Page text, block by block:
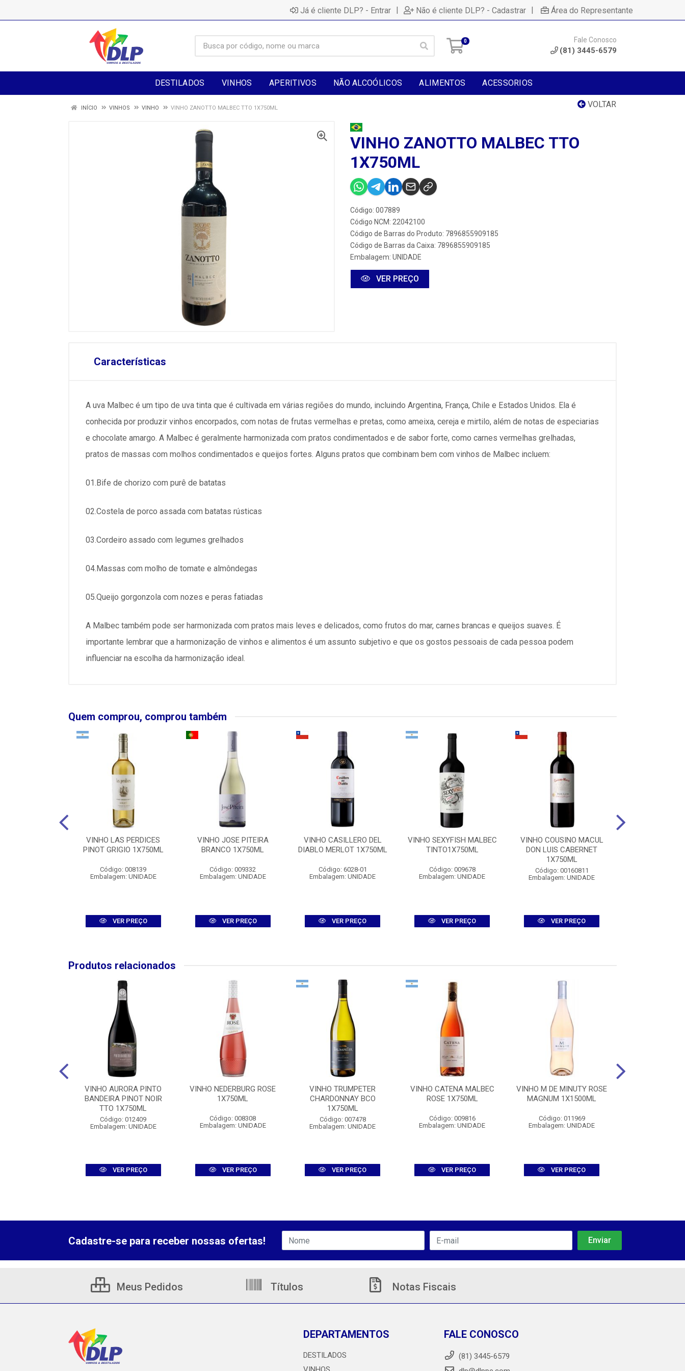
Já é cliente DLP? - Entrar | Não é cliente DLP? - Cadastrar | Área do Representante
0 Fale Conosco
(81) 3445-6579
DESTILADOS VINHOS APERITIVOS NÃO ALCOÓLICOS ALIMENTOS ACESSORIOS
VOLTAR
INÍCIO VINHOS VINHO VINHO ZANOTTO MALBEC TTO 1X750ML
VINHO ZANOTTO MALBEC TTO
1X750ML
Código: 007889
Código NCM: 22042100
Código de Barras do Produto: 7896855909185
Código de Barras da Caixa: 7896855909185
Embalagem: UNIDADE
VER PREÇO
Características
A uva Malbec é um tipo de uva tinta que é cultivada em várias regiões do mundo, incluindo Argentina, França, Chile e Estados Unidos. Ela é
conhecida por produzir vinhos encorpados, com notas de frutas vermelhas e pretas, como ameixa, cereja e mirtilo, além de notas de especiarias
e chocolate amargo. A Malbec é geralmente harmonizada com pratos condimentados e de sabor forte, como carnes vermelhas grelhadas,
pratos de massas com molhos condimentados e queijos fortes. Alguns pratos que combinam bem com vinhos de Malbec incluem:
01.Bife de chorizo com purê de batatas
02.Costela de porco assada com batatas rústicas
03.Cordeiro assado com legumes grelhados
04.Massas com molho de tomate e almôndegas
05.Queijo gorgonzola com nozes e peras fatiadas
A Malbec também pode ser harmonizada com pratos mais leves e delicados, como frutos do mar, carnes brancas e queijos suaves. É
importante lembrar que a harmonização de vinhos e alimentos é um assunto subjetivo e que os gostos pessoais de cada pessoa podem
influenciar na escolha da harmonização ideal.
Quem comprou, comprou também
VINHO LAS PERDICES
PINOT GRIGIO 1X750ML
Código: 008139
Embalagem: UNIDADE
VER PREÇO
VINHO JOSE PITEIRA
BRANCO 1X750ML
Código: 009332
Embalagem: UNIDADE
VER PREÇO
VINHO CASILLERO DEL
DIABLO MERLOT 1X750ML
Código: 6028-01
Embalagem: UNIDADE
VER PREÇO
VINHO SEXYFISH MALBEC
TINTO1X750ML
Código: 009678
Embalagem: UNIDADE
VER PREÇO
VINHO COUSINO MACUL
DON LUIS CABERNET
1X750ML
Código: 00160811
Embalagem: UNIDADE
VER PREÇO
Produtos relacionados
VINHO AURORA PINTO
BANDEIRA PINOT NOIR
TTO 1X750ML
Código: 012409
Embalagem: UNIDADE
VER PREÇO
VINHO NEDERBURG ROSE
1X750ML
Código: 008308
Embalagem: UNIDADE
VER PREÇO
VINHO TRUMPETER
CHARDONNAY BCO
1X750ML
Código: 007478
Embalagem: UNIDADE
VER PREÇO
VINHO CATENA MALBEC
ROSE 1X750ML
Código: 009816
Embalagem: UNIDADE
VER PREÇO
VINHO M DE MINUTY ROSE
MAGNUM 1X1500ML
Código: 011969
Embalagem: UNIDADE
VER PREÇO
Cadastre-se para receber nossas ofertas!
Meus Pedidos Títulos Notas Fiscais
DEPARTAMENTOS
DESTILADOS
FALE CONOSCO
(81) 3445-6579